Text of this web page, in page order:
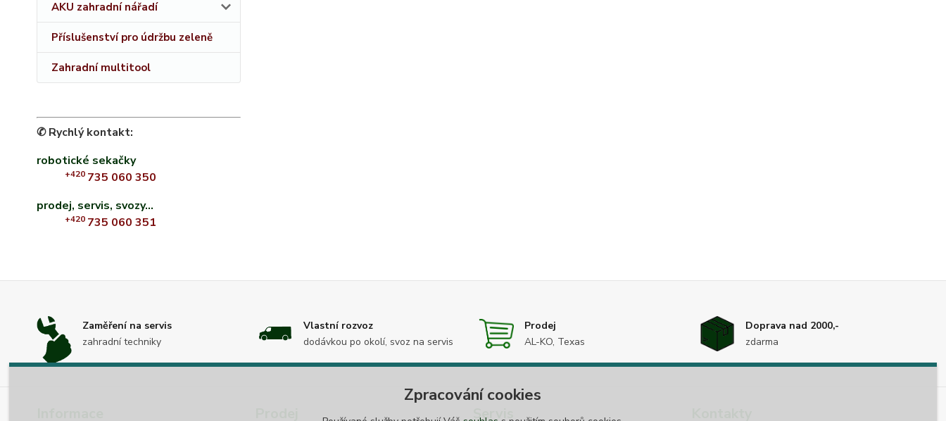
AKU zahradní nářadí
Příslušenství pro údržbu zeleně
Zahradní multitool
✆ Rychlý kontakt:
robotické sekačky
+420 735 060 350
prodej, servis, svozy...
+420 735 060 351
Zaměření na servis
zahradní techniky
Vlastní rozvoz
dodávkou po okolí, svoz na servis
Prodej
AL-KO, Texas
Doprava nad 2000,-
zdarma
Servis
Zpracování cookies